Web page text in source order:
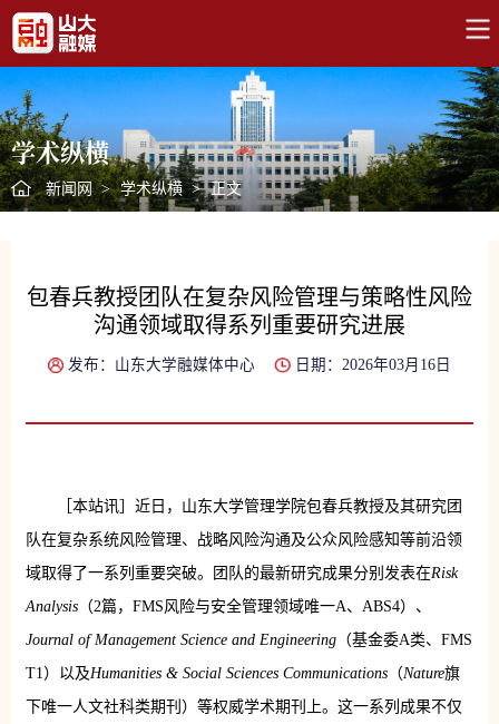
学术纵横
新闻网 > 学术纵横 > 正文
包春兵教授团队在复杂风险管理与策略性风险
沟通领域取得系列重要研究进展
发布：山东大学融媒体中心 日期：2026年03月16日
［本站讯］近日，山东大学管理学院包春兵教授及其研究团
队在复杂系统风险管理、战略风险沟通及公众风险感知等前沿领
域取得了一系列重要突破。团队的最新研究成果分别发表在Risk
Analysis（2篇，FMS风险与安全管理领域唯一A、ABS4）、
Journal of Management Science and Engineering（基金委A类、FMS
T1）以及Humanities & Social Sciences Communications（Nature旗
下唯一人文社科类期刊）等权威学术期刊上。这一系列成果不仅